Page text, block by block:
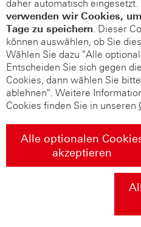
daher automatisch eingesetzt.
verwenden wir Cookies,
Tage zu speichern. Dieser
können auswählen, ob Sie
Wählen Sie dazu "Alle
Entscheiden Sie sich gegen
Cookies, dann wählen Sie
ablehnen". Weitere
Cookies finden Sie in unseren
Alle optionalen
akzeptieren